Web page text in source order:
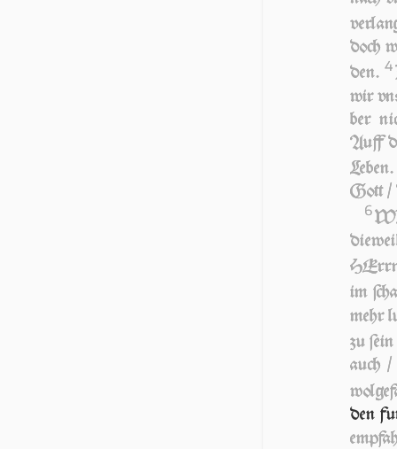
doch
den. 4
wir
ber
Auff
Leben.
Gott /
6
im
mehr
zu
auch
den